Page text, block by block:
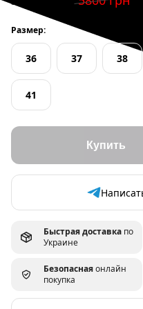
Размер:
36 37 38
41
Быстрая доставка по
Украине
Безопаснаяонлайн
покупка